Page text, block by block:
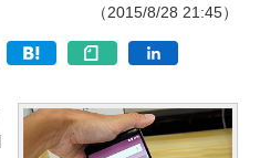
（2015/8/28 21:45）